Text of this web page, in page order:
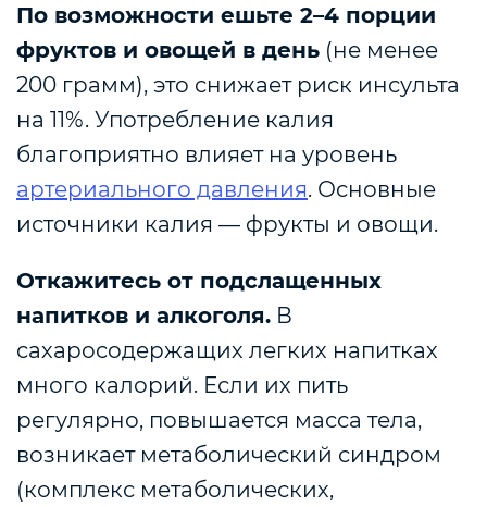
По возможности ешьте 2–4 порции
фруктов и овощей в день (не менее
200 грамм), это снижает риск инсульта
на 11%. Употребление калия
благоприятно влияет на уровень
артериального давления. Основные
источники калия — фрукты и овощи.
Откажитесь от подслащенных
напитков и алкоголя. В
сахаросодержащих легких напитках
много калорий. Если их пить
регулярно, повышается масса тела,
возникает метаболический синдром
(комплекс метаболических,